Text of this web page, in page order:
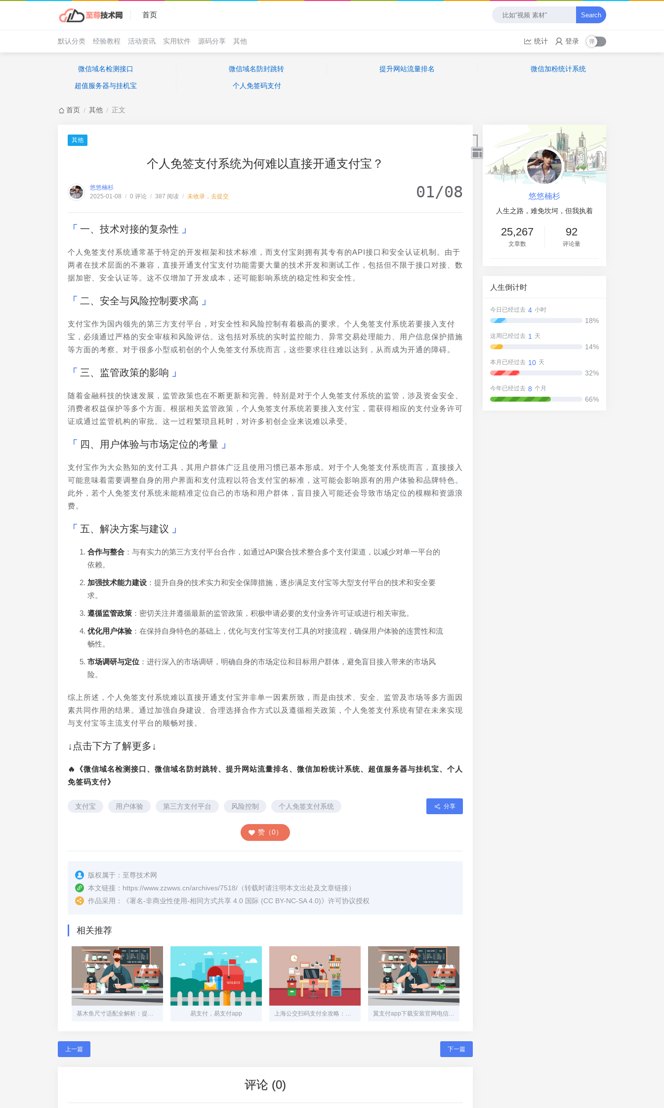
首页 Search
默认分类 经验教程 活动资讯 实用软件 源码分享 其他 统计 登录
微信域名检测接口 微信域名防封跳转 提升网站流量排名 微信加粉统计系统
超值服务器与挂机宝 个人免签码支付
首页 / 其他 / 正文
其他
个人免签支付系统为何难以直接开通支付宝？
悠悠楠杉
2025-01-08 / 0 评论 / 387 阅读 / 未收录，去提交 01/08
一、技术对接的复杂性
个人免签支付系统通常基于特定的开发框架和技术标准，而支付宝则拥有其专有的API接口和安全认证机制。由于
两者在技术层面的不兼容，直接开通支付宝支付功能需要大量的技术开发和测试工作，包括但不限于接口对接、数
据加密、安全认证等。这不仅增加了开发成本，还可能影响系统的稳定性和安全性。
二、安全与风险控制要求高
支付宝作为国内领先的第三方支付平台，对安全性和风险控制有着极高的要求。个人免签支付系统若要接入支付
宝，必须通过严格的安全审核和风险评估。这包括对系统的实时监控能力、异常交易处理能力、用户信息保护措施
等方面的考察。对于很多小型或初创的个人免签支付系统而言，这些要求往往难以达到，从而成为开通的障碍。
三、监管政策的影响
随着金融科技的快速发展，监管政策也在不断更新和完善。特别是对于个人免签支付系统的监管，涉及资金安全、
消费者权益保护等多个方面。根据相关监管政策，个人免签支付系统若要接入支付宝，需获得相应的支付业务许可
证或通过监管机构的审批。这一过程繁琐且耗时，对许多初创企业来说难以承受。
四、用户体验与市场定位的考量
支付宝作为大众熟知的支付工具，其用户群体广泛且使用习惯已基本形成。对于个人免签支付系统而言，直接接入
可能意味着需要调整自身的用户界面和支付流程以符合支付宝的标准，这可能会影响原有的用户体验和品牌特色。
此外，若个人免签支付系统未能精准定位自己的市场和用户群体，盲目接入可能还会导致市场定位的模糊和资源浪
费。
五、解决方案与建议
合作与整合 ：与有实力的第三方支付平台合作，如通过API聚合技术整合多个支付渠道，以减少对单一平台的
依赖。
加强技术能力建设 ：提升自身的技术实力和安全保障措施，逐步满足支付宝等大型支付平台的技术和安全要
求。
遵循监管政策 ：密切关注并遵循最新的监管政策，积极申请必要的支付业务许可证或进行相关审批。
优化用户体验：在保持自身特色的基础上，优化与支付宝等支付工具的对接流程，确保用户体验的连贯性和流
畅性。
市场调研与定位 ：进行深入的市场调研，明确自身的市场定位和目标用户群体，避免盲目接入带来的市场风
险。
综上所述，个人免签支付系统难以直接开通支付宝并非单一因素所致，而是由技术、安全、监管及市场等多方面因
素共同作用的结果。通过加强自身建设、合理选择合作方式以及遵循相关政策，个人免签支付系统有望在未来实现
与支付宝等主流支付平台的顺畅对接。
↓点击下方了解更多↓
🔥《微信域名检测接口、微信域名防封跳转、提升网站流量排名、微信加粉统计系统、超值服务器与挂机宝、个人
免签码支付》
支付宝 用户体验 第三方支付平台 风险控制 个人免签支付系统 分享
赞（0）
版权属于： 至尊技术网
本文链接： https://www.zzwws.cn/archives/7518/ （转载时请注明本文出处及文章链接）
作品采用：
《署名-非商业性使用-相同方式共享 4.0 国际 (CC BY-NC-SA 4.0)》许可协议授权
相关推荐
基木鱼尺寸适配全解析：提升用户体验的关键细节 易支付，易支付app 上海公交扫码支付全攻略：一部手机畅行魔都 翼支付app下载安装官网电信，翼支付app下载安装
上一篇 下一篇
评论 (0)
悠悠楠杉
人生之路，难免坎坷，但我执着
25,267
文章数
92
评论量
人生倒计时
今日已经过去 4 小时
18%
这周已经过去 1 天
14%
本月已经过去 10 天
32%
今年已经过去 8 个月
66%